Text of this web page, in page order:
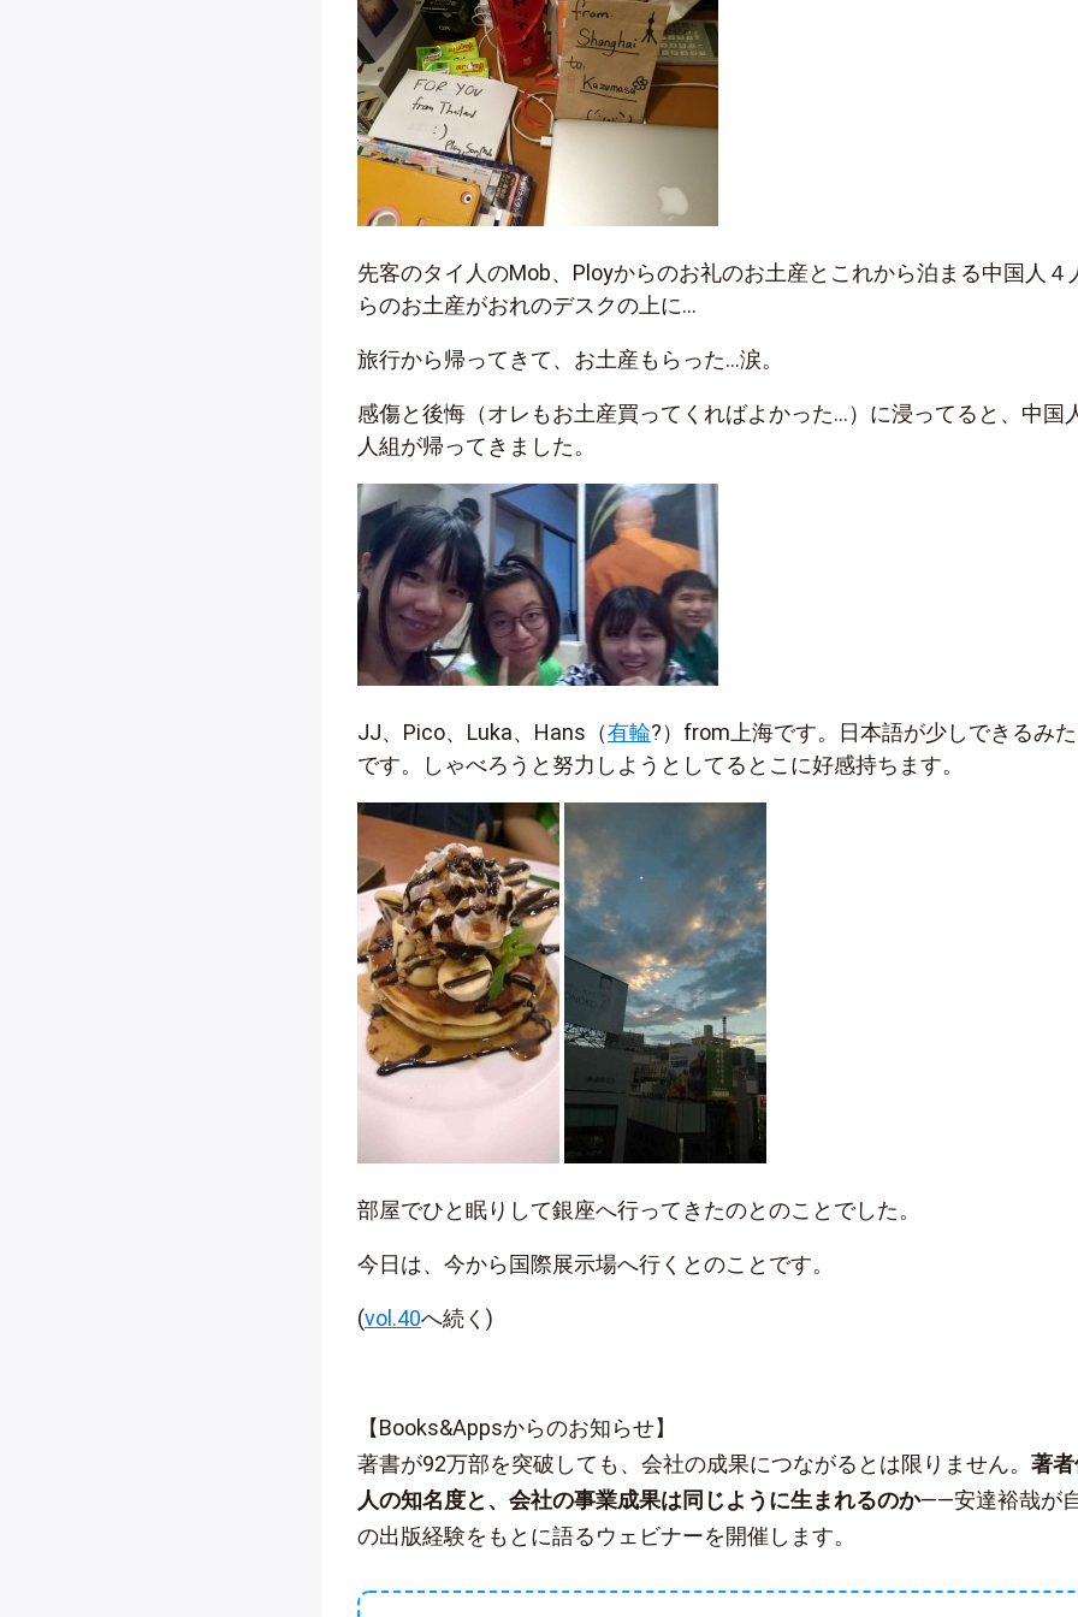
先客のタイ人のMob、Ployからのお礼のお土産とこれから泊まる中国人４
らのお土産がおれのデスクの上に…
旅行から帰ってきて、お土産もらった…涙。
感傷と後悔（オレもお土産買ってくればよかった…）に浸ってると、中国
人組が帰ってきました。
JJ、Pico、Luka、Hans（有輪?）from上海です。日本語が少しできるみ
です。しゃべろうと努力しようとしてるとこに好感持ちます。
部屋でひと眠りして銀座へ行ってきたのとのことでした。
今日は、今から国際展示場へ行くとのことです。
(vol.40へ続く)
【Books&Appsからのお知らせ】
著書が92万部を突破しても、会社の成果につながるとは限りません。 著
人の知名度と、会社の事業成果は同じように生まれるのか——安達裕哉が
の出版経験をもとに語るウェビナーを開催します。